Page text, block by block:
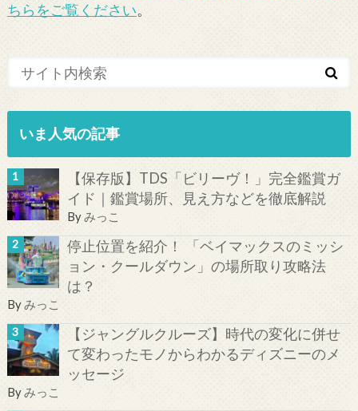
ちらをご覧ください。
いま人気の記事
【保存版】TDS「ビリーヴ！」完全鑑賞ガ
イド｜鑑賞場所、見え方などを徹底解説
Byみっこ
停止位置を紹介！ 「ベイマックスのミッシ
ョン・クールダウン」の場所取り攻略法
は？
Byみっこ
【ジャングルクルーズ】時代の変化に併せ
て変わったモノからわかるディズニーのメ
ッセージ
Byみっこ